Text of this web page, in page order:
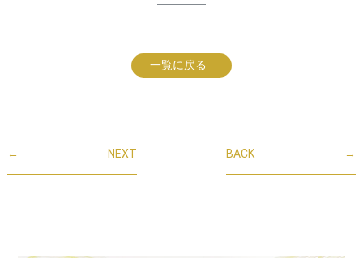
一覧に戻る
← NEXT →
BACK